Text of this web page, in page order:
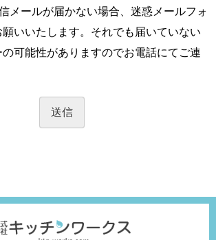
メールが届かない場合、迷惑メールフォ
いいたします。それでも届いていない
可能性がありますのでお電話にてご連